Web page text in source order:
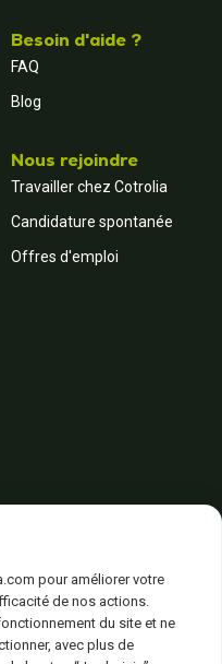
Besoin d'aide ?
FAQ
Blog
Nous rejoindre
Travailler chez Cotrolia
Candidature spontanée
Offres d'emploi
Mentions légales
pour améliorer votre
de nos actions.
du site et ne
avec plus de